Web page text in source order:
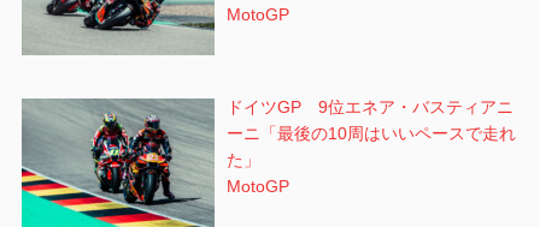
MotoGP
ドイツGP 9位エネア・バスティアニ
ーニ「最後の10周はいいペースで走れ
た」
MotoGP